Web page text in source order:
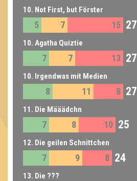
10. Not First, but Förster
5 7 15 27
10. Agatha Quiztie
7 7 13 27
10. Irgendwas mit Medien
8 11 8 27
11. Die Määädchn
7 8 10 25
12. Die geilen Schnittchen
7 9 8 24
13. Die ???